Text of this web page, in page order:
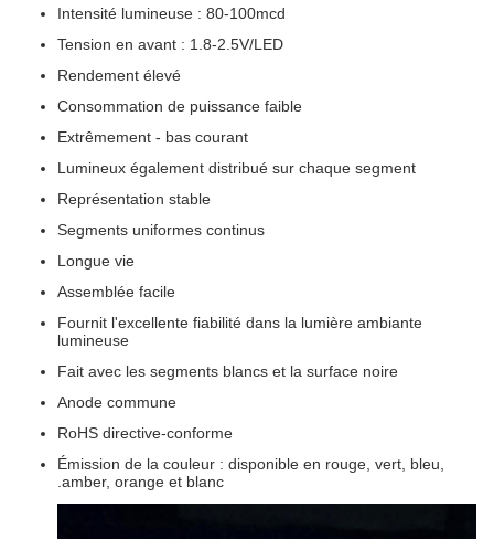
Intensité lumineuse : 80-100mcd
Tension en avant : 1.8-2.5V/LED
Rendement élevé
Consommation de puissance faible
Extrêmement - bas courant
Lumineux également distribué sur chaque segment
Représentation stable
Segments uniformes continus
Longue vie
Assemblée facile
Fournit l'excellente fiabilité dans la lumière ambiante
lumineuse
Fait avec les segments blancs et la surface noire
Anode commune
RoHS directive-conforme
Émission de la couleur : disponible en rouge, vert, bleu,
.amber, orange et blanc